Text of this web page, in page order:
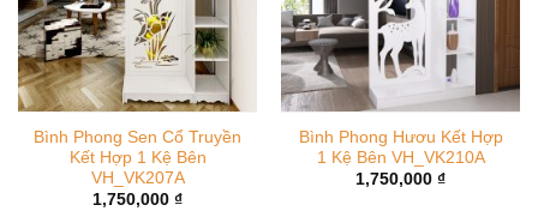
Bình Phong Sen Cổ Truyền
Kết Hợp 1 Kệ Bên
VH_VK207A
1,750,000 ₫
Bình Phong Hươu Kết Hợp
1 Kệ Bên VH_VK210A
1,750,000 ₫